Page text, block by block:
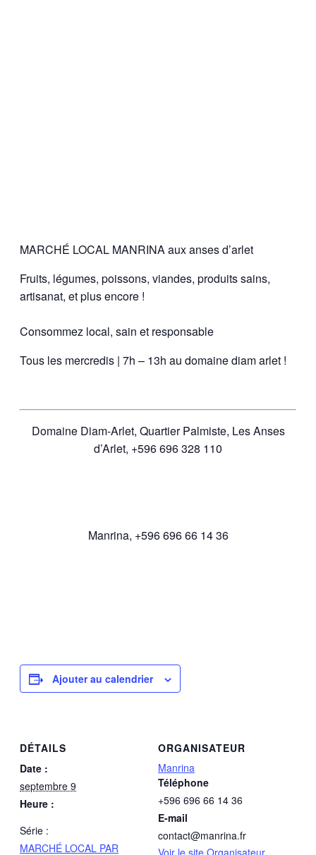
MARCHÉ LOCAL MANRINA aux anses d’arlet
Fruits, légumes, poissons, viandes, produits sains,
artisanat, et plus encore !
Consommez local, sain et responsable
Tous les mercredis | 7h – 13h au domaine diam arlet !
Domaine Diam-Arlet, Quartier Palmiste, Les Anses
d’Arlet, +596 696 328 110
Manrina, +596 696 66 14 36
Ajouter au calendrier
DÉTAILS
Date :
septembre 9
Heure :
Série :
MARCHÉ LOCAL PAR
ORGANISATEUR
Manrina
Téléphone
+596 696 66 14 36
E-mail
contact@manrina.fr
Voir le site Organisateur